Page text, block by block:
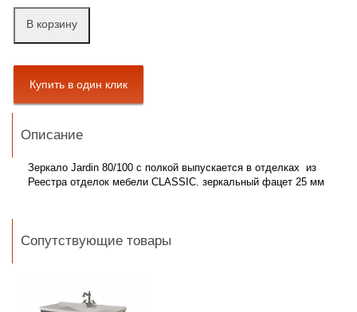
В корзину
Описание
Зеркало Jardin 80/100 с полкой выпускается в отделках из
Реестра отделок мебели CLASSIC. зеркальный фацет 25 мм
Сопутствующие товары